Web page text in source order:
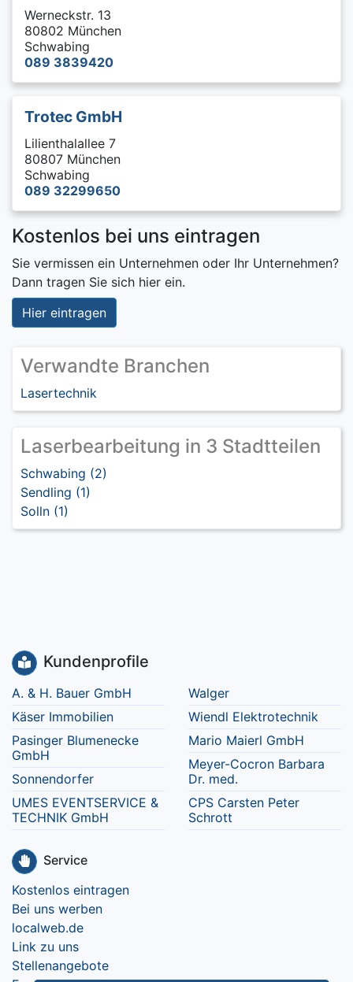
Werneckstr. 13
80802 München
Schwabing
089 3839420
Trotec GmbH
Lilienthalallee 7
80807 München
Schwabing
089 32299650
Kostenlos bei uns eintragen
Sie vermissen ein Unternehmen oder Ihr Unternehmen?
Dann tragen Sie sich hier ein.
Hier eintragen
Verwandte Branchen
Lasertechnik
Laserbearbeitung in 3 Stadtteilen
Schwabing (2)
Sendling (1)
Solln (1)
Kundenprofile
A. & H. Bauer GmbH
Käser Immobilien
Pasinger Blumenecke
GmbH
Sonnendorfer
UMES EVENTSERVICE &
TECHNIK GmbH
Walger
Wiendl Elektrotechnik
Mario Maierl GmbH
Meyer-Cocron Barbara
Dr. med.
CPS Carsten Peter
Schrott
Service
Kostenlos eintragen
Bei uns werben
localweb.de
Link zu uns
Stellenangebote